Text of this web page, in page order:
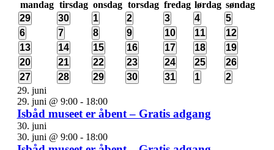
af
Begivenheder
mandag tirsdag onsdag torsdag fredag lørdag søndag
1
begivenhed
29
2
begivenheder
30
1
begivenhed
1
2
begivenheder
2
2
begivenheder
3
2
begivenheder
4
2
5
1
begivenhed
6
2
begivenheder
7
1
begivenhed
8
2
begivenheder
9
2
begivenheder
10
2
begivenheder
11
2
12
1
begivenhed
13
2
begivenheder
14
1
begivenhed
15
2
begivenheder
16
2
begivenheder
17
2
begivenheder
18
2
19
1
begivenhed
20
2
begivenheder
21
1
begivenhed
22
2
begivenheder
23
2
begivenheder
24
2
begivenheder
25
2
26
1
begivenhed
27
2
begivenheder
28
1
begivenhed
29
2
begivenheder
30
2
begivenheder
31
2
begivenheder
1
2
2
29. juni
29. juni @ 9:00- 18:00
Isbåd museet er åbent – Gratis adgang
30. juni
30. juni @ 9:00- 18:00